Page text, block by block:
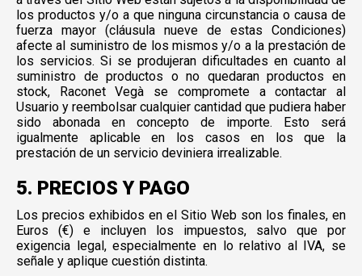
los productos y/o a que ninguna circunstancia o causa de
fuerza mayor (cláusula nueve de estas Condiciones)
afecte al suministro de los mismos y/o a la prestación de
los servicios. Si se produjeran dificultades en cuanto al
suministro de productos o no quedaran productos en
stock, Raconet Vegà se compromete a contactar al
Usuario y reembolsar cualquier cantidad que pudiera haber
sido abonada en concepto de importe. Esto será
igualmente aplicable en los casos en los que la
prestación de un servicio deviniera irrealizable.
5. PRECIOS Y PAGO
Los precios exhibidos en el Sitio Web son los finales, en
Euros (€) e incluyen los impuestos, salvo que por
exigencia legal, especialmente en lo relativo al IVA, se
señale y aplique cuestión distinta.